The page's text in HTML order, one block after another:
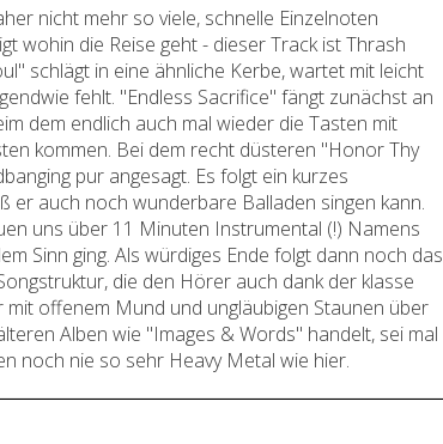
nicht mehr so viele, schnelle Einzelnoten
wohin die Reise geht - dieser Track ist Thrash
schlägt in eine ähnliche Kerbe, wartet mit leicht
fehlt. "Endless Sacrifice" fängt zunächst an
dem endlich auch mal wieder die Tasten mit
kommen. Bei dem recht düsteren "Honor Thy
pur angesagt. Es folgt ein kurzes
er auch noch wunderbare Balladen singen kann.
uns über 11 Minuten Instrumental (!) Namens
Sinn ging. Als würdiges Ende folgt dann noch das
die den Hörer auch dank der klasse
offenem Mund und ungläubigen Staunen über
Alben wie "Images & Words" handelt, sei mal
noch nie so sehr Heavy Metal wie hier.